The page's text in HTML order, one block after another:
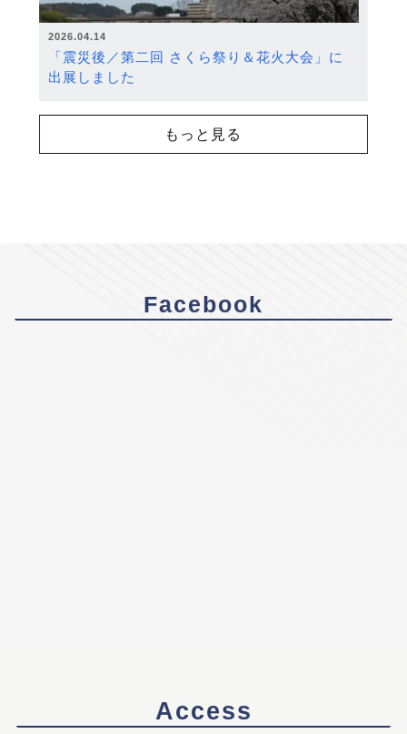
2026.04.14
「震災後／第二回 さくら祭り＆花火大会」に
出展しました
もっと見る
Facebook
Access